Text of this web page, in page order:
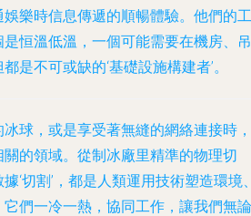
樂時信息傳遞的順暢體驗。他們的工
恒溫低溫，一個可能需要在機房、吊
是不可或缺的‘基礎設施構建者’。
球，或是享受著無縫的網絡連接時，
的領域。從制冰廠里精準的物理切
‘切割’，都是人類運用技術塑造環境
們一冷一熱，協同工作，讓我們無論